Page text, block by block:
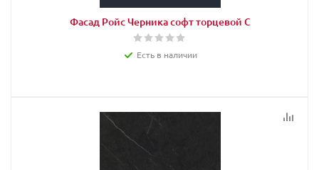
Фасад Ройс Черника софт торцевой С
Есть в наличии